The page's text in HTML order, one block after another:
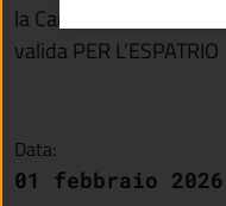
la Carta d’Identità
valida PER L’ESPATRIO
Data:
01 febbraio 2026